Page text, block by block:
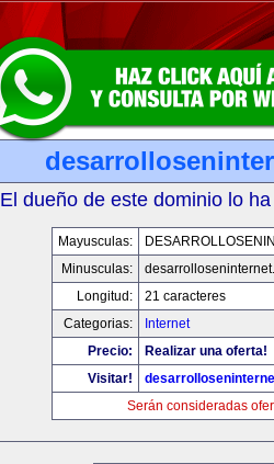
El dueño de este dominio lo
Mayusculas:
Minusculas:
Longitud:
21 caracteres
Categorias:
Internet
Precio:
Realizar una oferta!
Visitar!
Serán consideradas